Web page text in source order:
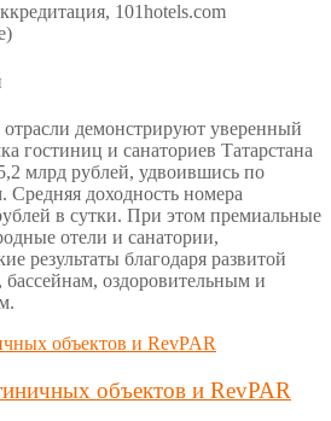
101hotels.com
демонстрируют уверенный
гостиниц и санаториев Татарстана
млрд рублей, удвоившись по
Средняя доходность номера
в сутки. При этом премиальные
отели и санатории,
результаты благодаря развитой
оздоровительным и
объектов и RevPAR